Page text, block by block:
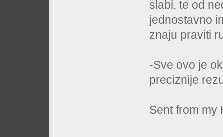
slabi, te od
jednostavno
znaju praviti
-Sve ovo je
preciznije
Sent from my